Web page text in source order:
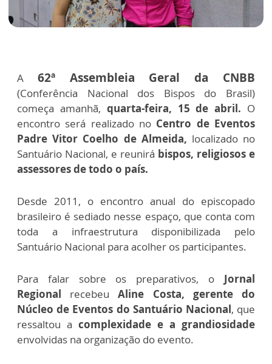
A 62ª Assembleia Geral da CNBB
(Conferência Nacional dos Bispos do Brasil)
começa amanhã, quarta-feira, 15 de abril. O
encontro será realizado no Centro de Eventos
Padre Vitor Coelho de Almeida, localizado no
Santuário Nacional, e reunirá bispos, religiosos e
assessores de todo o país.
Desde 2011, o encontro anual do episcopado
brasileiro é sediado nesse espaço, que conta com
toda a infraestrutura disponibilizada pelo
Santuário Nacional para acolher os participantes.
Para falar sobre os preparativos, o Jornal
Regional recebeuAline Costa, gerente do
Núcleo de Eventos do Santuário Nacional, que
ressaltou a complexidade e a grandiosidade
envolvidas na organização do evento.